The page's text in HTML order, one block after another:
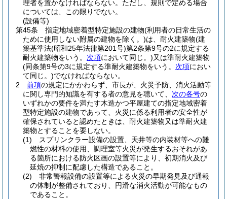
理者を置かなければならない。 ただし、規則で定める場合
については、この限りでない。
(設備等)
第45条
指定地域密着型特定施設の建物(利用者の日常生活の
ために使用しない附属の建物を除く。)は、耐火建築物(建
築基準法(昭和25年法律第201号)第2条第9号の2に規定する
耐火建築物をいう。 次項において同じ。)又は準耐火建築物
(同条第9号の3に規定する準耐火建築物をいう。 次項におい
て同じ。)でなければならない。
2
前項の規定にかかわらず、市長が、火災予防、消火活動等
に関し専門的知識を有する者の意見を聴いて、 次の各号の
いずれかの要件を満たす木造かつ平屋建ての指定地域密着
型特定施設の建物であって、火災に係る利用者の安全性が
確保されていると認めたときは、耐火建築物又は準耐火建
築物とすることを要しない。
(1)
スプリンクラー設備の設置、天井等の内装材等への難
燃性の材料の使用、調理室等火災が発生するおそれがあ
る箇所における防火区画の設置等により、初期消火及び
延焼の抑制に配慮した構造であること。
(2)
非常警報設備の設置等による火災の早期発見及び通報
の体制が整備されており、円滑な消火活動が可能なもの
であること。